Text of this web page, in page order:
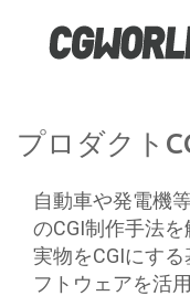
プロダクト
自動車や発電機
のCGI制作手法を
実物をCGIにす
フトウェアを活